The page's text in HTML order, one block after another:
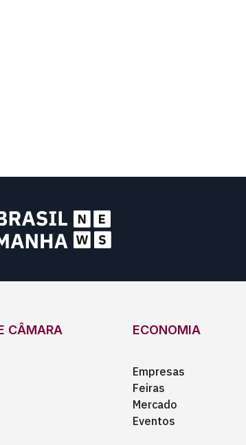
CÂMARA ECONOMIA
Empresas
Feiras
Mercado
Eventos